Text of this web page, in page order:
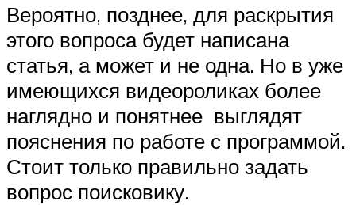
Вероятно, позднее, для раскрытия
этого вопроса будет написана
статья, а может и не одна. Но в уже
имеющихся видеороликах более
наглядно и понятнее выглядят
пояснения по работе с программой.
Стоит только правильно задать
вопрос поисковику.